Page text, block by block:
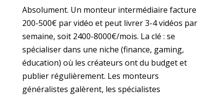
Absolument. Un monteur intermédiaire facture
200-500€ par vidéo et peut livrer 3-4 vidéos par
semaine, soit 2400-8000€/mois. La clé : se
spécialiser dans une niche (finance, gaming,
éducation) où les créateurs ont du budget et
publier régulièrement. Les monteurs
généralistes galèrent, les spécialistes